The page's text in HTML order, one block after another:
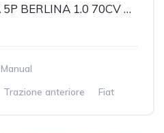
Cod 925 FIAT PANDA 5P BERLINA 1.0 70CV HYBRID EURO 6D VAN 2 P. POP
Manual
Trazione anteriore Fiat